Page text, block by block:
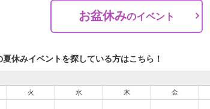
お盆休みのイベント
休みイベントを探している方はこちら！
火 水 木 金